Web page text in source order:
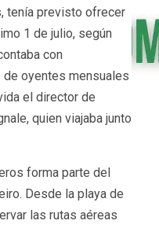
tenía previsto ofrecer
1 de julio, según
con
oyentes mensuales
el director de
quien viajaba junto
forma parte del
Desde la playa de
las rutas aéreas